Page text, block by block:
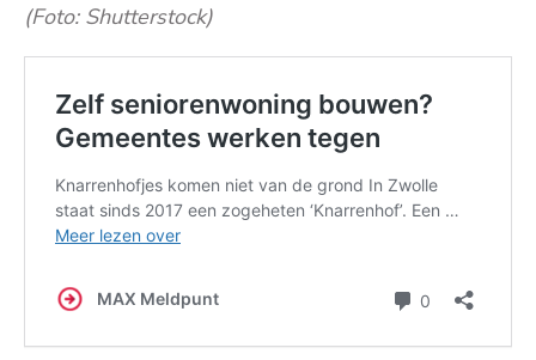
(Foto: Shutterstock)